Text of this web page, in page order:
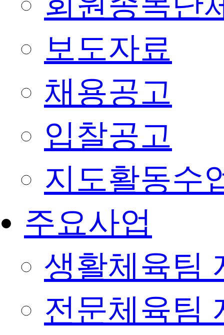
보도자료
채용공고
입찰공고
지도활동수
주요사업
생활체육팀
전문체육팀